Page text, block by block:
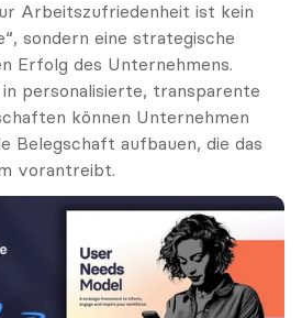
Arbeitszufriedenheit ist kein
sondern eine strategische
Erfolg des Unternehmens.
personalisierte, transparente
können Unternehmen
Belegschaft aufbauen, die das
vorantreibt.